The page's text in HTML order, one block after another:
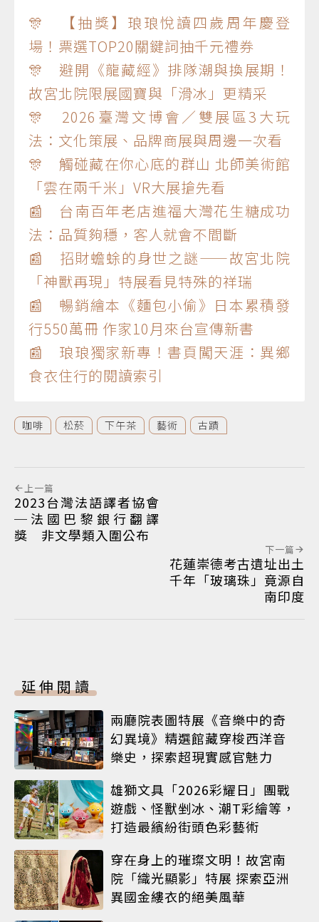
🎊 【抽獎】琅琅悅讀四歲周年慶登
場！票選TOP20關鍵詞抽千元禮券
🎊 避開《龍藏經》排隊潮與換展期！
故宮北院限展國寶與「滑冰」更精采
🎊 2026臺灣文博會／雙展區3大玩
法：文化策展、品牌商展與周邊一次看
🎊 觸碰藏在你心底的群山 北師美術館
「雲在兩千米」VR大展搶先看
📰 台南百年老店進福大灣花生糖成功
法：品質夠穩，客人就會不間斷
📰 招財蟾蜍的身世之謎——故宮北院
「神獸再現」特展看見特殊的祥瑞
📰 暢銷繪本《麵包小偷》日本累積發
行550萬冊 作家10月來台宣傳新書
📰 琅琅獨家新專！書頁闖天涯：異鄉
食衣住行的閱讀索引
咖啡 松菸 下午茶 藝術 古蹟
上一篇
2023台灣法語譯者協會
─法國巴黎銀行翻譯
獎 非文學類入圍公布
下一篇
花蓮崇德考古遺址出土
千年「玻璃珠」竟源自
南印度
延伸閱讀
兩廳院表圖特展《音樂中的奇
幻異境》精選館藏穿梭西洋音
樂史，探索超現實感官魅力
雄獅文具「2026彩耀日」團戰
遊戲、怪獸剉冰、潮T彩繪等，
打造最繽紛街頭色彩藝術
穿在身上的璀璨文明！故宮南
院「織光顯影」特展 探索亞洲
異國金縷衣的絕美風華